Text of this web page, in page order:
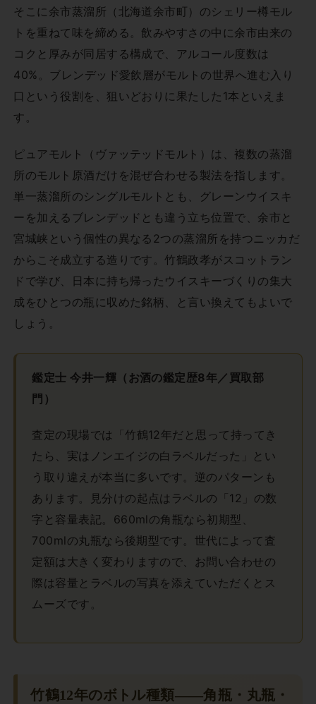
そこに余市蒸溜所（北海道余市町）のシェリー樽モル
トを重ねて味を締める。飲みやすさの中に余市由来の
コクと厚みが同居する構成で、アルコール度数は
40%。ブレンデッド愛飲層がモルトの世界へ進む入り
口という役割を、狙いどおりに果たした1本といえま
す。
ピュアモルト（ヴァッテッドモルト）は、複数の蒸溜
所のモルト原酒だけを混ぜ合わせる製法を指します。
単一蒸溜所のシングルモルトとも、グレーンウイスキ
ーを加えるブレンデッドとも違う立ち位置で、余市と
宮城峡という個性の異なる2つの蒸溜所を持つニッカだ
からこそ成立する造りです。竹鶴政孝がスコットラン
ドで学び、日本に持ち帰ったウイスキーづくりの集大
成をひとつの瓶に収めた銘柄、と言い換えてもよいで
しょう。
鑑定士 今井一輝（お酒の鑑定歴8年／買取部
門）
査定の現場では「竹鶴12年だと思って持ってき
たら、実はノンエイジの白ラベルだった」とい
う取り違えが本当に多いです。逆のパターンも
あります。見分けの起点はラベルの「12」の数
字と容量表記。660mlの角瓶なら初期型、
700mlの丸瓶なら後期型です。世代によって査
定額は大きく変わりますので、お問い合わせの
際は容量とラベルの写真を添えていただくとス
ムーズです。
竹鶴12年のボトル種類——角瓶・丸瓶・